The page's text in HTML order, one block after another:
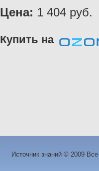
Цена: 1 404 руб.
Купить на
Источник знаний © 2009